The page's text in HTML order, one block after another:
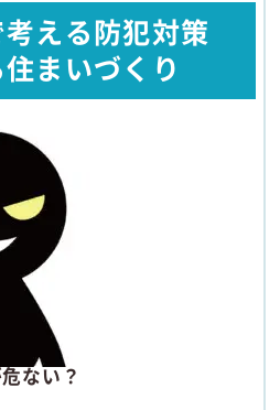
える防犯対策
住まいづくり
ない？